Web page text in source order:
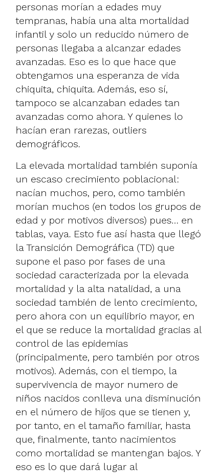
personas morían a edades muy
tempranas, había una alta mortalidad
infantil y solo un reducido número de
personas llegaba a alcanzar edades
avanzadas. Eso es lo que hace que
obtengamos una esperanza de vida
chiquita, chiquita. Además, eso sí,
tampoco se alcanzaban edades tan
avanzadas como ahora. Y quienes lo
hacían eran rarezas, outliers
demográficos.
La elevada mortalidad también suponía
un escaso crecimiento poblacional:
nacían muchos, pero, como también
morían muchos (en todos los grupos de
edad y por motivos diversos) pues… en
tablas, vaya. Esto fue así hasta que llegó
la Transición Demográfica (TD) que
supone el paso por fases de una
sociedad caracterizada por la elevada
mortalidad y la alta natalidad, a una
sociedad también de lento crecimiento,
pero ahora con un equilibrio mayor, en
el que se reduce la mortalidad gracias al
control de las epidemias
(principalmente, pero también por otros
motivos). Además, con el tiempo, la
supervivencia de mayor numero de
niños nacidos conlleva una disminución
en el número de hijos que se tienen y,
por tanto, en el tamaño familiar, hasta
que, finalmente, tanto nacimientos
como mortalidad se mantengan bajos. Y
eso es lo que dará lugar al